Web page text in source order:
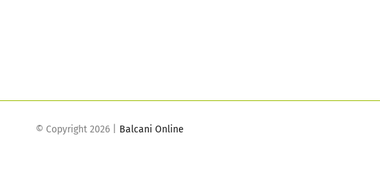
© Copyright 2026 | Balcani Online